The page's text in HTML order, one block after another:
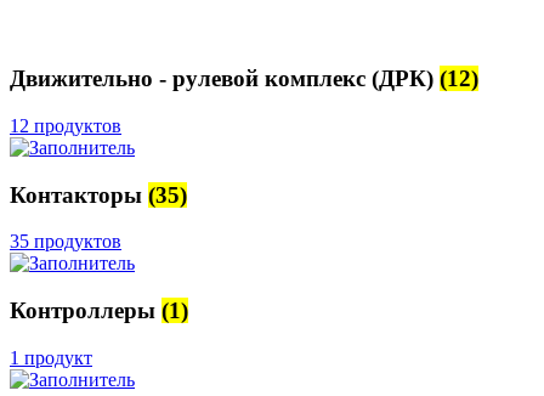
Движительно - рулевой комплекс (ДРК) (12)
12 продуктов
Контакторы (35)
35 продуктов
Контроллеры (1)
1 продукт